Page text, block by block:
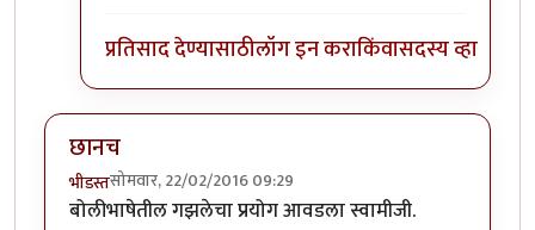
प्रतिसाद देण्यासाठीलॉग इन कराकिंवासदस्य व्हा
छानच
भीडस्तसोमवार, 22/02/2016 09:29
बोलीभाषेतील गझलेचा प्रयोग आवडला स्वामीजी.